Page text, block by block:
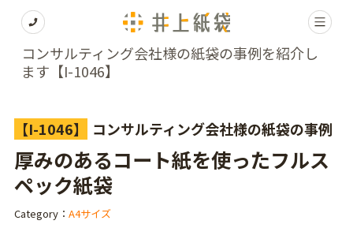
コンサルティング会社様の紙袋の事例を紹介し
ます【I-1046】
【I-1046】 コンサルティング会社様の紙袋の事例
厚みのあるコート紙を使ったフルス
ペック紙袋
Category： A4サイズ